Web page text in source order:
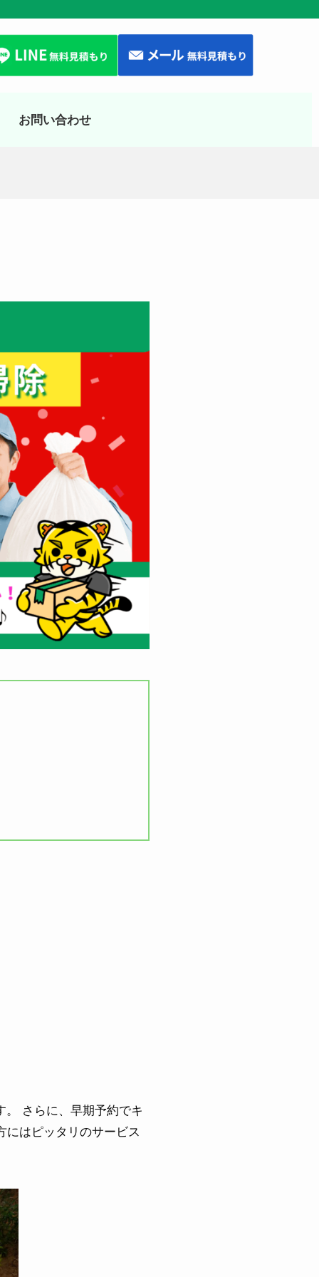
お問い合わせ
。 さらに、早期予約でキ
にはピッタリのサービス